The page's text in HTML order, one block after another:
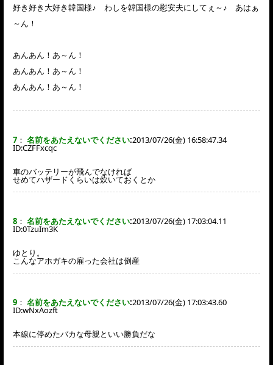
好き好き大好き韓国様♪ わしを韓国様の慰安夫にしてぇ～♪ あはぁ
～ん！
あんあん！あ～ん！
あんあん！あ～ん！
あんあん！あ～ん！
7 ： 名前をあたえないでください:2013/07/26(金) 16:58:47.34
ID:CZFFxcqc
車のバッテリーが飛んでなければ
せめてハザードくらいは炊いておくとか
8 ： 名前をあたえないでください:2013/07/26(金) 17:03:04.11
ID:0TzuIm3K
ゆとり。
こんなアホガキの雇った会社は倒産
9 ： 名前をあたえないでください:2013/07/26(金) 17:03:43.60
ID:wNxAozft
本線に停めたバカな母親といい勝負だな